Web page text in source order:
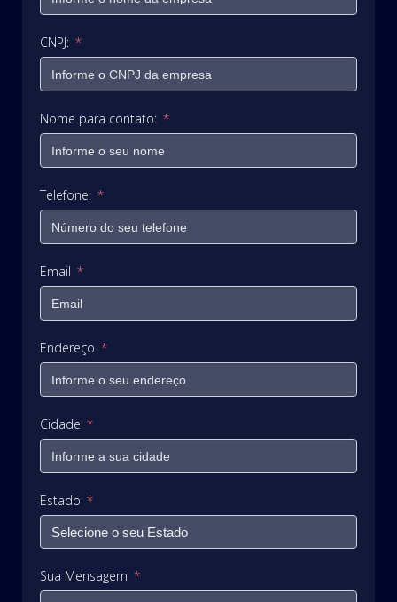
CNPJ:
Nome para contato:
Telefone:
Email
Endereço
Cidade
Estado
Sua Mensagem